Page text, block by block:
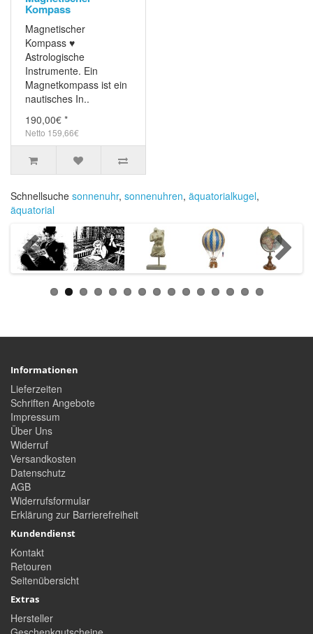
Kompass
Magnetischer
Kompass ♥
Astrologische
Instrumente. Ein
Magnetkompass ist ein
nautisches In..
190,00€ *
Netto 159,66€
Schnellsuche sonnenuhr, sonnenuhren, äquatorialkugel,
äquatorial
Informationen
Lieferzeiten
Schriften Angebote
Impressum
Über Uns
Widerruf
Versandkosten
Datenschutz
AGB
Widerrufsformular
Erklärung zur Barrierefreiheit
Kundendienst
Kontakt
Retouren
Seitenübersicht
Extras
Hersteller